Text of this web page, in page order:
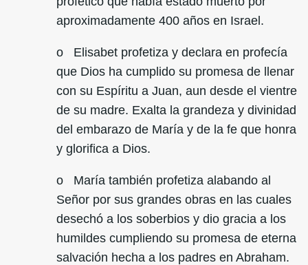
aproximadamente 400 años en Israel.
o Elisabet profetiza y declara en profecía
que Dios ha cumplido su promesa de llenar
con su Espíritu a Juan, aun desde el vientre
de su madre. Exalta la grandeza y divinidad
del embarazo de María y de la fe que honra
y glorifica a Dios.
o María también profetiza alabando al
Señor por sus grandes obras en las cuales
desechó a los soberbios y dio gracia a los
humildes cumpliendo su promesa de eterna
salvación hecha a los padres en Abraham.